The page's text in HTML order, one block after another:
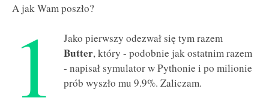
A jak Wam poszło?
1 Jako pierwszy odezwał się tym razem
Butter, który - podobnie jak ostatnim razem
- napisał symulator w Pythonie i po milionie
prób wyszło mu 9.9%. Zaliczam.